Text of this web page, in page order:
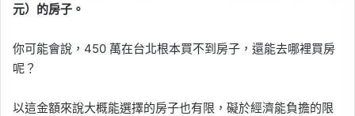
元）的房子。
你可能會說，450 萬在台北根本買不到房子，還能去哪裡買房
呢？
以這金額來說大概能選擇的房子也有限，礙於經濟能負擔的限